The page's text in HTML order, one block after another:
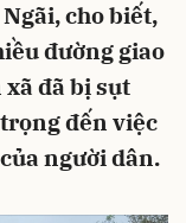
cho biết,
đường giao
đã bị sụt
đến việc
người dân.